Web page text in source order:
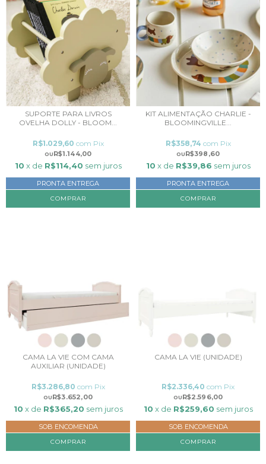
SUPORTE PARA LIVROS
OVELHA DOLLY - BLOOM...
R$1.144,00
R$1.029,60 com Pix
10 x de R$114,40 sem juros
PRONTA ENTREGA
KIT ALIMENTAÇÃO CHARLIE -
BLOOMINGVILLE...
R$398,60
R$358,74 com Pix
10 x de R$39,86 sem juros
PRONTA ENTREGA
CAMA LA VIE COM CAMA
AUXILIAR (UNIDADE)
R$3.652,00
R$3.286,80 com Pix
10 x de R$365,20 sem juros
SOB ENCOMENDA
COMPRAR
CAMA LA VIE (UNIDADE)
R$2.596,00
R$2.336,40 com Pix
10 x de R$259,60 sem juros
SOB ENCOMENDA
COMPRAR